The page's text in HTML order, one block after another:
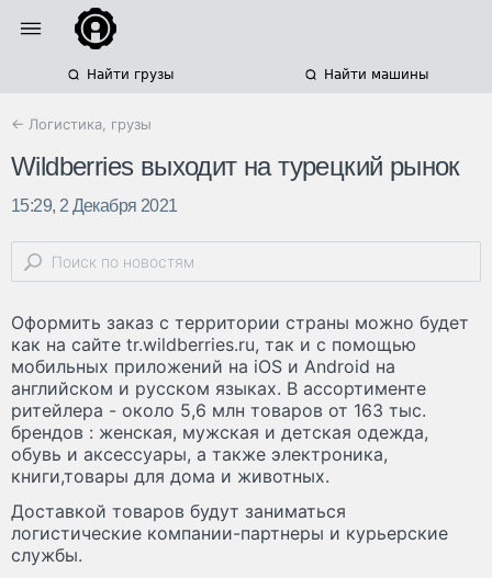
Найти грузы Найти машины
← Логистика, грузы
Wildberries выходит на турецкий рынок
15:29, 2 Декабря 2021
Оформить заказ с территории страны можно будет
как на сайте tr.wildberries.ru, так и с помощью
мобильных приложений на iOS и Android на
английском и русском языках. В ассортименте
ритейлера - около 5,6 млн товаров от 163 тыс.
брендов : женская, мужская и детская одежда,
обувь и аксессуары, а также электроника,
книги,товары для дома и животных.
Доставкой товаров будут заниматься
логистические компании-партнеры и курьерские
службы.